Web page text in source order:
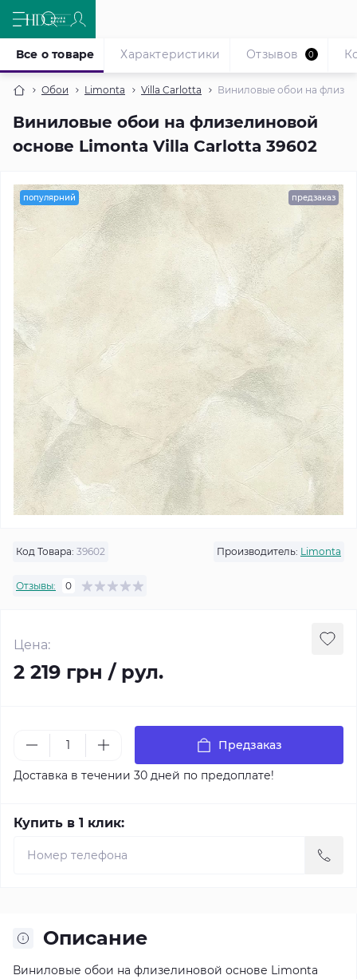
Обои Limonta Villa Carlotta Виниловые обои на
Виниловые обои на флизелиновой
основе Limonta Villa Carlotta 39602
Все о товаре Характеристики Отзывов 0
популярний предзаказ
Код Товара: 39602 Производитель: Limonta
Отзывы: 0
Цена:
2 219 грн / рул.
Предзаказ
Доставка в течении 30 дней по предоплате!
Купить в 1 клик:
Описание
Виниловые обои на флизелиновой основе Limonta